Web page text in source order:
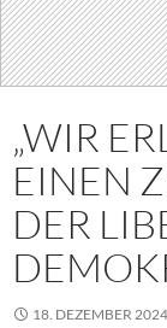
„WIR
EINEN
DER
18. DEZEMBER 2024